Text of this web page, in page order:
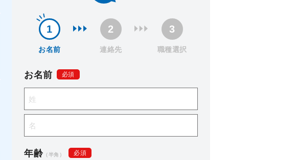
お名前 連絡先 職種選択
お名前 必須
年齢（半角） 必須